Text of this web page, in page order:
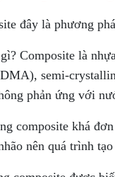
đây là phương
Composite là
semi-
phản ứng với
composite khá
nên quá trình